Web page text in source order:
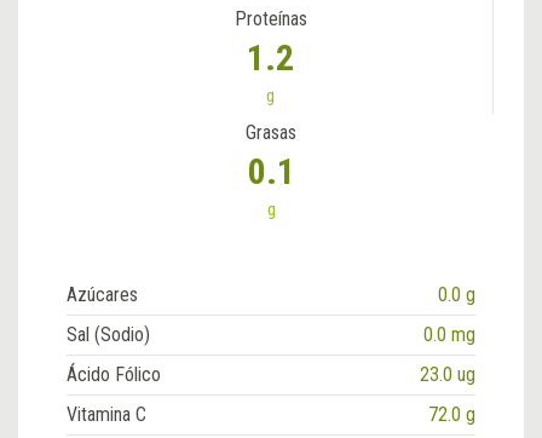
Proteínas
1.2
g
Grasas
0.1
g
Azúcares
0.0 g
Sal (Sodio)
0.0 mg
Ácido Fólico
23.0 ug
Vitamina C
72.0 g